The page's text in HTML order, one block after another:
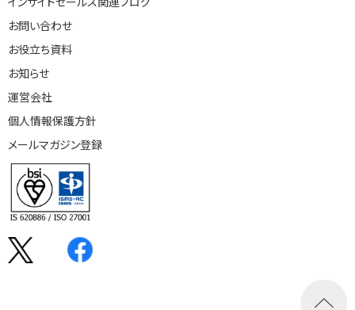
選ばれる理由
お問い合わせ
お役立ち資料
お知らせ
運営会社
個人情報保護方針
メールマガジン登録